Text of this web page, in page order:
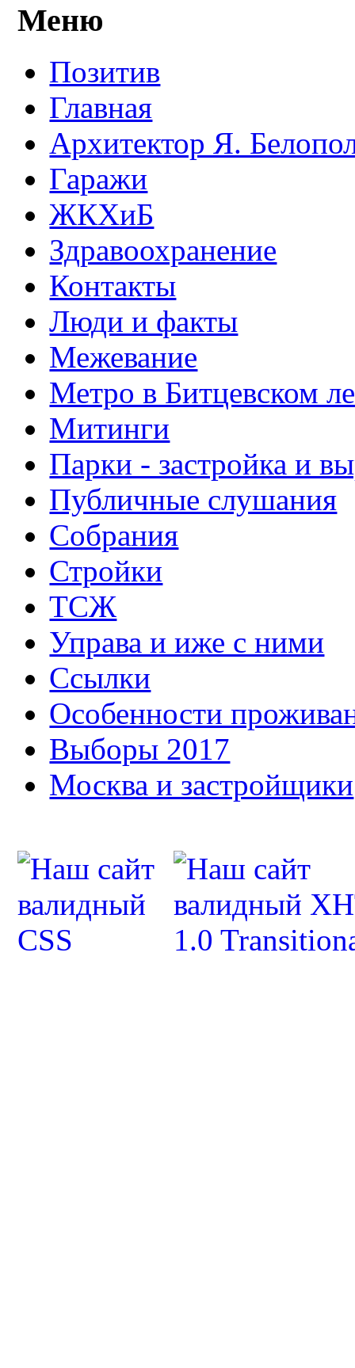
Меню
Позитив
Главная
Архитектор Я.
Гаражи
ЖКХиБ
Здравоохранение
Контакты
Люди и факты
Межевание
Метро в Битцевском
Митинги
Парки - застройка и
Публичные слушания
Собрания
Стройки
ТСЖ
Управа и иже с ними
Ссылки
Особенности
Выборы 2017
Москва и застройщики